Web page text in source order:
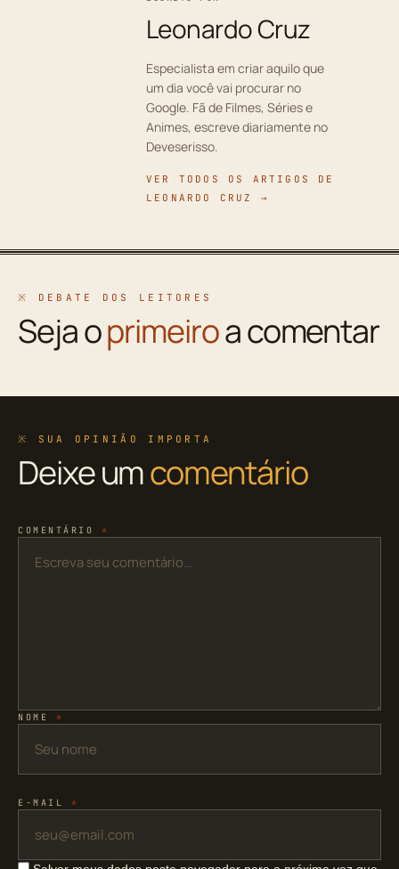
Leonardo Cruz
Especialista em criar aquilo que
um dia você vai procurar no
Google. Fã de Filmes, Séries e
Animes, escreve diariamente no
Deveserisso.
VER TODOS OS ARTIGOS DE
LEONARDO CRUZ →
※ DEBATE DOS LEITORES
Seja oprimeiroa comentar
※ SUA OPINIÃO IMPORTA
Deixe umcomentário
COMENTÁRIO *
NOME *
E-MAIL *